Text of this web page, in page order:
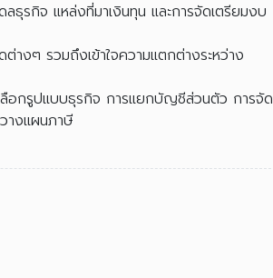
ลธุรกิจ แหล่งที่มาเงินทุน และการจัดเตรียมงบ
ต่างๆ รวมถึงเข้าใจความแตกต่างระหว่าง
เลือกรูปแบบธุรกิจ การแยกบัญชีส่วนตัว การจัด
างแผนภาษี